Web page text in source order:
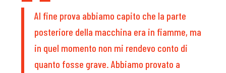
Al fine prova abbiamo capito che la parte
posteriore della macchina era in fiamme, ma
in quel momento non mi rendevo conto di
quanto fosse grave. Abbiamo provato a